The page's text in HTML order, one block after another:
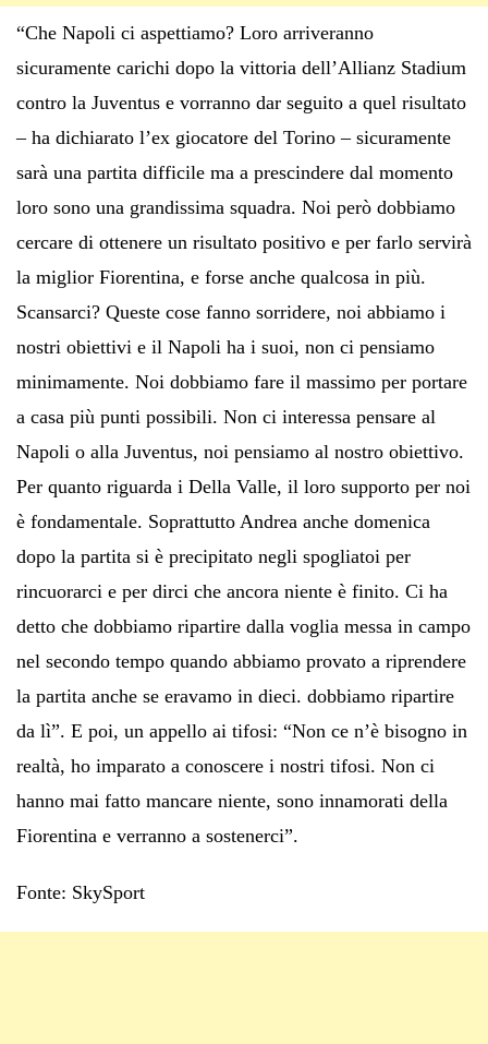
“Che Napoli ci aspettiamo? Loro arriveranno
sicuramente carichi dopo la vittoria dell’Allianz Stadium
contro la Juventus e vorranno dar seguito a quel risultato
– ha dichiarato l’ex giocatore del Torino – sicuramente
sarà una partita difficile ma a prescindere dal momento
loro sono una grandissima squadra. Noi però dobbiamo
cercare di ottenere un risultato positivo e per farlo servirà
la miglior Fiorentina, e forse anche qualcosa in più.
Scansarci? Queste cose fanno sorridere, noi abbiamo i
nostri obiettivi e il Napoli ha i suoi, non ci pensiamo
minimamente. Noi dobbiamo fare il massimo per portare
a casa più punti possibili. Non ci interessa pensare al
Napoli o alla Juventus, noi pensiamo al nostro obiettivo.
Per quanto riguarda i Della Valle, il loro supporto per noi
è fondamentale. Soprattutto Andrea anche domenica
dopo la partita si è precipitato negli spogliatoi per
rincuorarci e per dirci che ancora niente è finito. Ci ha
detto che dobbiamo ripartire dalla voglia messa in campo
nel secondo tempo quando abbiamo provato a riprendere
la partita anche se eravamo in dieci. dobbiamo ripartire
da lì”. E poi, un appello ai tifosi: “Non ce n’è bisogno in
realtà, ho imparato a conoscere i nostri tifosi. Non ci
hanno mai fatto mancare niente, sono innamorati della
Fiorentina e verranno a sostenerci”.
Fonte: SkySport